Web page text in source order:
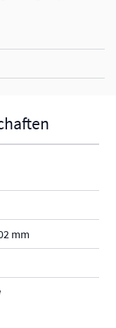
mm